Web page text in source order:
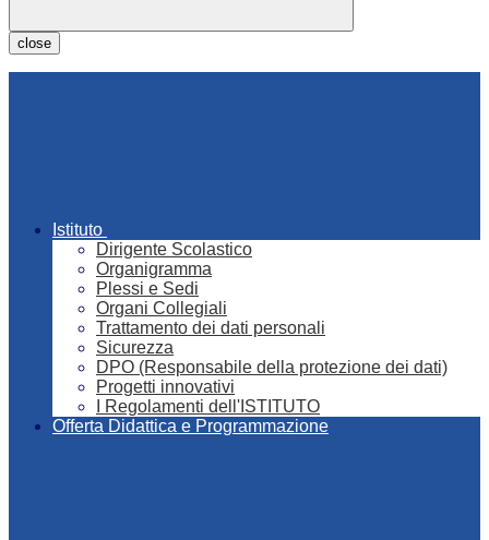
close
Istituto
Dirigente Scolastico
Organigramma
Plessi e Sedi
Organi Collegiali
Trattamento dei dati personali
Sicurezza
DPO (Responsabile della protezione dei dati)
Progetti innovativi
I Regolamenti dell'ISTITUTO
Offerta Didattica e Programmazione